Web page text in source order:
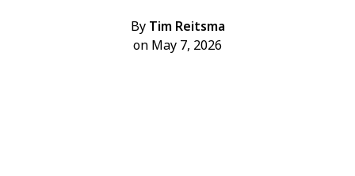
By Tim Reitsma
on May 7, 2026